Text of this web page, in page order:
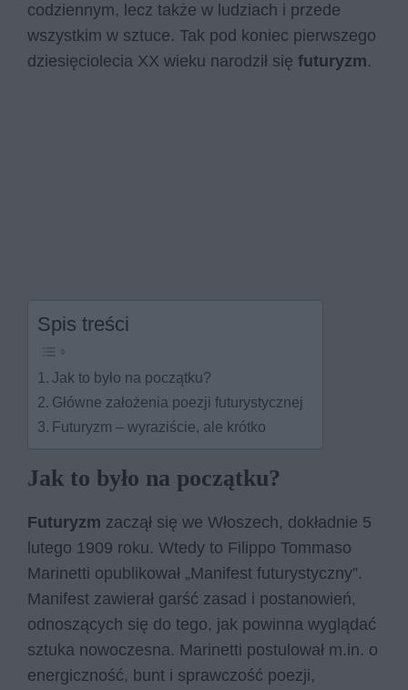
codziennym, lecz także w ludziach i przede
wszystkim w sztuce. Tak pod koniec pierwszego
dziesięciolecia XX wieku narodził się futuryzm.
Spis treści
Jak to było na początku?
Główne założenia poezji futurystycznej
Futuryzm – wyraziście, ale krótko
Jak to było na początku?
Futuryzm zaczął się we Włoszech, dokładnie 5
lutego 1909 roku. Wtedy to Filippo Tommaso
Marinetti opublikował „Manifest futurystyczny”.
Manifest zawierał garść zasad i postanowień,
odnoszących się do tego, jak powinna wyglądać
sztuka nowoczesna. Marinetti postulował m.in. o
energiczność, bunt i sprawczość poezji,